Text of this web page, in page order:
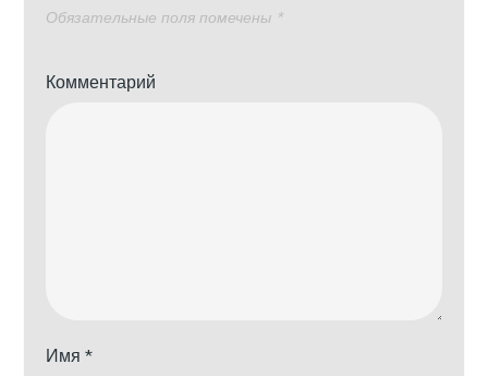
Обязательные поля помечены *
Комментарий
Имя*